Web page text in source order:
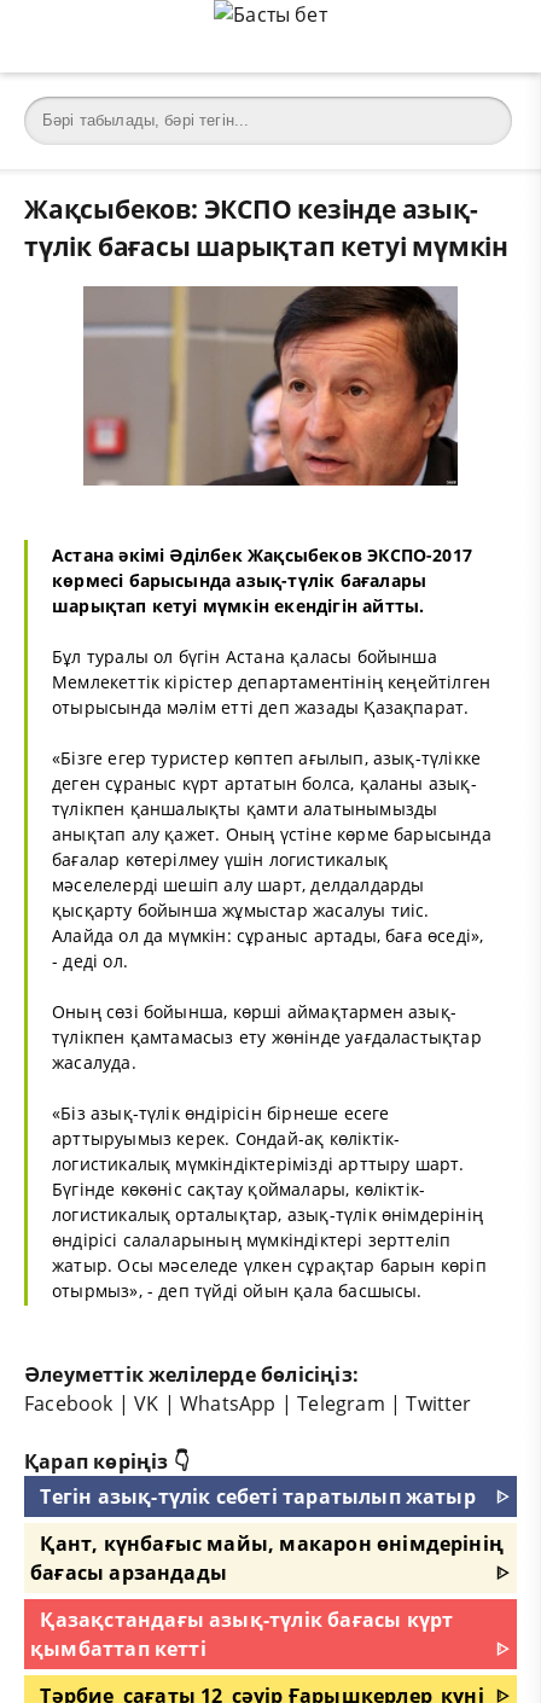
Жақсыбеков: ЭКСПО кезінде азық-
түлік бағасы шарықтап кетуі мүмкін
Астана әкімі Әділбек Жақсыбеков ЭКСПО-2017
көрмесі барысында азық-түлік бағалары
шарықтап кетуі мүмкін екендігін айтты.
Бұл туралы ол бүгін Астана қаласы бойынша
Мемлекеттік кірістер департаментінің кеңейтілген
отырысында мәлім етті деп жазады Қазақпарат.
«Бізге егер туристер көптеп ағылып, азық-түлікке
деген сұраныс күрт артатын болса, қаланы азық-
түлікпен қаншалықты қамти алатынымызды
анықтап алу қажет. Оның үстіне көрме барысында
бағалар көтерілмеу үшін логистикалық
мәселелерді шешіп алу шарт, делдалдарды
қысқарту бойынша жұмыстар жасалуы тиіс.
Алайда ол да мүмкін: сұраныс артады, баға өседі»,
- деді ол.
Оның сөзі бойынша, көрші аймақтармен азық-
түлікпен қамтамасыз ету жөнінде уағдаластықтар
жасалуда.
«Біз азық-түлік өндірісін бірнеше есеге
арттыруымыз керек. Сондай-ақ көліктік-
логистикалық мүмкіндіктерімізді арттыру шарт.
Бүгінде көкөніс сақтау қоймалары, көліктік-
логистикалық орталықтар, азық-түлік өнімдерінің
өндірісі салаларының мүмкіндіктері зерттеліп
жатыр. Осы мәселеде үлкен сұрақтар барын көріп
отырмыз», - деп түйді ойын қала басшысы.
Әлеуметтік желілерде бөлісіңіз:
Facebook |VK |WhatsApp |Telegram |Twitter
Қарап көріңіз 👇
Тегін азық-түлік себеті таратылып жатыр
ᐈ
Қант, күнбағыс майы, макарон өнімдерінің
бағасы арзандады
ᐈ
Қазақстандағы азық-түлік бағасы күрт
қымбаттап кетті
ᐈ
Тәрбие_сағаты 12_сәуір Ғарышкерлер_күні_ ᐈ